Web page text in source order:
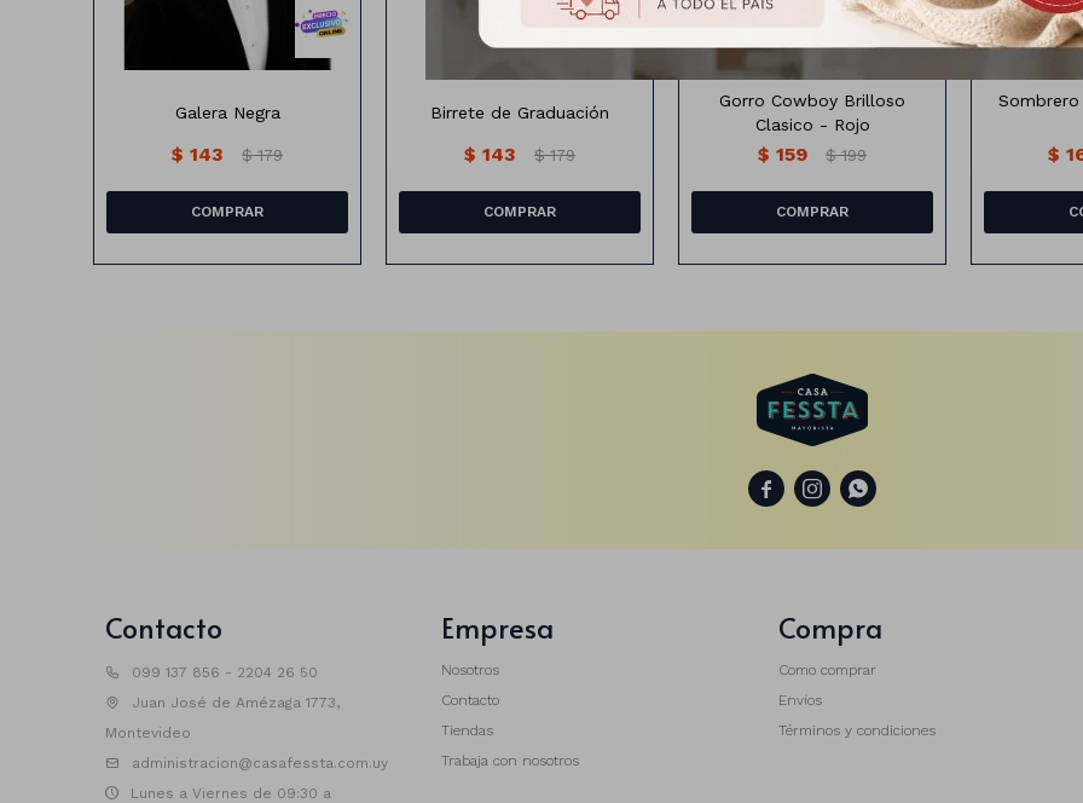
Galera Negra
$ 143 $ 179
Birrete de Graduación
$ 143 $ 179
Gorro Cowboy Brilloso
Clasico - Rojo
$ 159 $ 199 $
  
Contacto
099 137 856 - 2204 26 50
Juan José de Amézaga 1773,
Montevideo
administracion@casafessta.com.uy
Lunes a Viernes de 09:30 a
Empresa
Nosotros
Contacto
Tiendas
Trabaja con nosotros
Compra
Como comprar
Envíos
Términos y condiciones